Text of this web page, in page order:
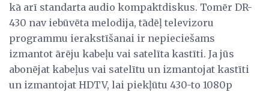
kā arī standarta audio kompaktdiskus. Tomēr DR-
430 nav iebūvēta melodija, tādēļ televizoru
programmu ierakstīšanai ir nepieciešams
izmantot ārēju kabeļu vai satelīta kastīti. Ja jūs
abonējat kabeļus vai satelītu un izmantojat kastīti
un izmantojat HDTV, lai piekļūtu 430-to 1080p